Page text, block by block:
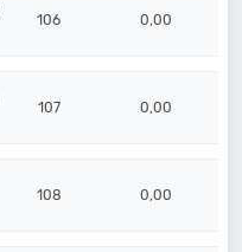
106 0,00
107 0,00
108 0,00